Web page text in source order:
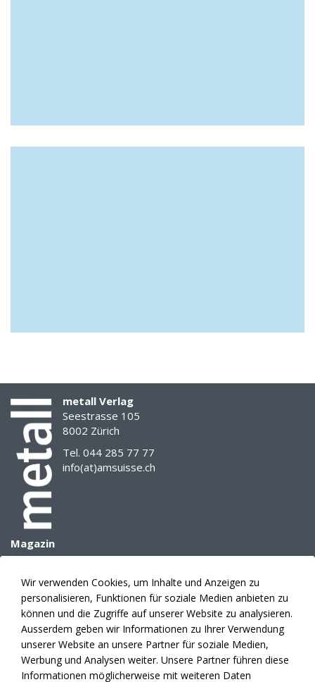
metall Verlag
Seestrasse 105
8002 Zürich
Tel. 044 285 77 77
info(at)amsuisse.ch
Magazin
Archiv
Mediadaten
Themenplanung
Anzeigen
Verlag
Abonnement
Wir verwenden Cookies, um Inhalte und Anzeigen zu
personalisieren, Funktionen für soziale Medien anbieten zu
können und die Zugriffe auf unserer Website zu analysieren.
Ausserdem geben wir Informationen zu Ihrer Verwendung
unserer Website an unsere Partner für soziale Medien,
Werbung und Analysen weiter. Unsere Partner führen diese
Informationen möglicherweise mit weiteren Daten